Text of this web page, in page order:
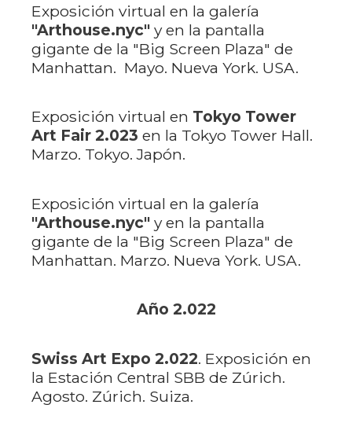
Exposición virtual en la galería
"Arthouse.nyc" y en la pantalla
gigante de la "Big Screen Plaza" de
Manhattan. Mayo. Nueva York. USA.
Exposición virtual en Tokyo Tower
Art Fair 2.023 en la Tokyo Tower Hall.
Marzo. Tokyo. Japón.
Exposición virtual en la galería
"Arthouse.nyc" y en la pantalla
gigante de la "Big Screen Plaza" de
Manhattan. Marzo. Nueva York. USA.
Año 2.022
Swiss Art Expo 2.022. Exposición en
la Estación Central SBB de Zúrich.
Agosto. Zúrich. Suiza.